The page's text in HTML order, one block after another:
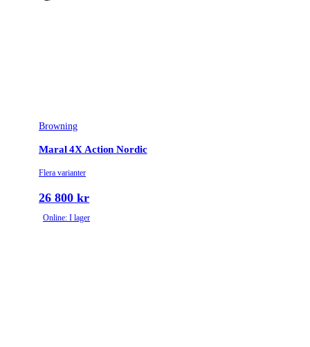
Browning
Maral 4X Action Nordic
Flera varianter
26 800 kr
Online: I lager